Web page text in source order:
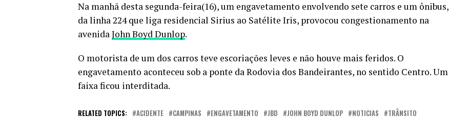
Na manhã desta segunda-feira(16), um engavetamento envolvendo sete carros e um ônibus,
da linha 224 que liga residencial Sirius ao Satélite Iris, provocou congestionamento na
avenidaJohn Boyd Dunlop.
O motorista de um dos carros teve escoriações leves e não houve mais feridos. O
engavetamento aconteceu sob a ponte da Rodovia dos Bandeirantes, no sentido Centro. Um
faixa ficou interditada.
RELATED TOPICS: ACIDENTE CAMPINAS ENGAVETAMENTO JBD JOHN BOYD DUNLOP NOTICIAS TRÂNSITO